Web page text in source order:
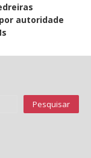
autoridade